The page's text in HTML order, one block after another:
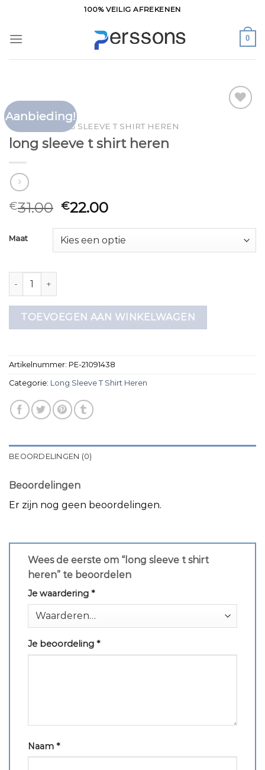
inhoud
100% VEILIG AFREKENEN
0
Aanbieding!
HOME LONG SLEEVE T SHIRT HEREN
long sleeve t shirt heren
€31.00 €22.00
Maat
long sleeve t shirt heren aantal
TOEVOEGEN AAN WINKELWAGEN
Artikelnummer: PE-21091438
Categorie: Long Sleeve T Shirt Heren
BEOORDELINGEN (0)
Beoordelingen
Er zijn nog geen beoordelingen.
Wees de eerste om “long sleeve t shirt
heren” te beoordelen
Je waardering *
Je beoordeling *
Naam *